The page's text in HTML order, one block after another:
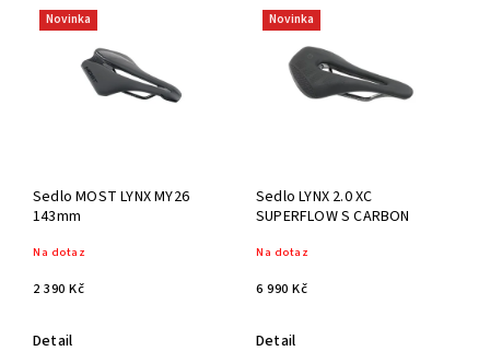
Nejdražší
Nejprodávanější
Novinka
Sedlo MOST LYNX MY26
143mm
Na dotaz
2 390 Kč
Detail
Novinka
Sedlo LYNX 2.0 XC
SUPERFLOW S CARBON
Na dotaz
6 990 Kč
Detail